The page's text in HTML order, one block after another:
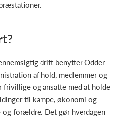
drift benytter Odder
af hold, medlemmer og
og ansatte med at holde
til kampe, økonomi og
og forældre. Det gør hverdagen